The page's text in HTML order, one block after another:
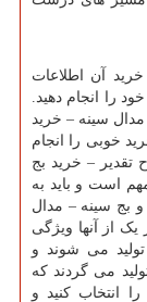
آن اطلاعات
را انجام دهید.
سینه – خرید
خوبی را انجام
تقدیر – خرید بج
است و باید به
بج سینه – مدال
از آنها ویژگی
تولید می شوند و
می گردند که
انتخاب کنید و